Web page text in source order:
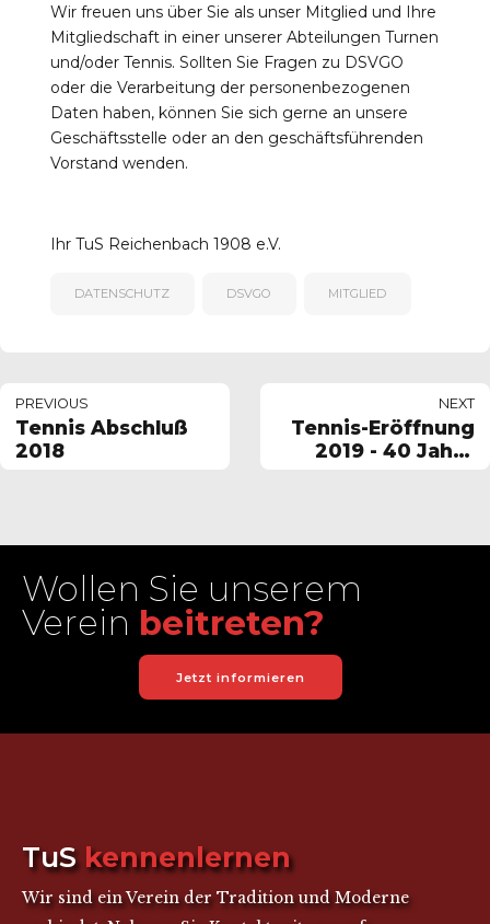
Wir freuen uns über Sie als unser Mitglied und Ihre
Mitgliedschaft in einer unserer Abteilungen Turnen
und/oder Tennis. Sollten Sie Fragen zu DSVGO
oder die Verarbeitung der personenbezogenen
Daten haben, können Sie sich gerne an unsere
Geschäftsstelle oder an den geschäftsführenden
Vorstand wenden.
Ihr TuS Reichenbach 1908 e.V.
DATENSCHUTZ DSVGO MITGLIED
PREVIOUS
Tennis Abschluß
2018
NEXT
Tennis-Eröffnung
2019 - 40 Jahre
Wollen Sie unserem
Verein beitreten?
Jetzt informieren
TuS kennenlernen
Wir sind ein Verein der Tradition und Moderne